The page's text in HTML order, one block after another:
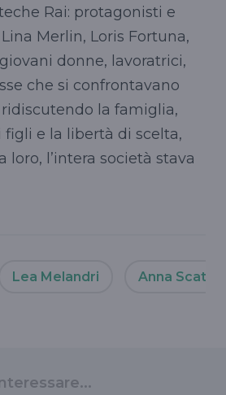
Rai: protagonisti e
Lina Merlin, Loris Fortuna,
donne, lavoratrici,
che si confrontavano
la famiglia,
figli e la libertà di scelta,
loro, l’intera società stava
Lea Melandri Anna